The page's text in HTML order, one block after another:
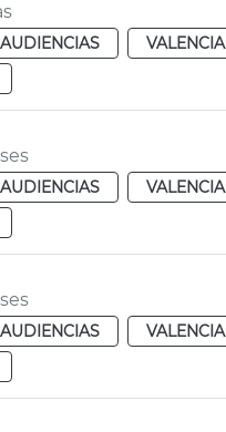
VALENCIA
VALENCIA
VALENCIA